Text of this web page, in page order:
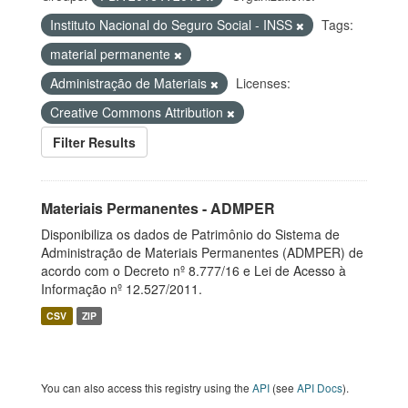
Instituto Nacional do Seguro Social - INSS
Tags:
material permanente
Administração de Materiais
Licenses:
Creative Commons Attribution
Filter Results
Materiais Permanentes - ADMPER
Disponibiliza os dados de Patrimônio do Sistema de
Administração de Materiais Permanentes (ADMPER) de
acordo com o Decreto nº 8.777/16 e Lei de Acesso à
Informação nº 12.527/2011.
CSV ZIP
You can also access this registry using the API (see API Docs).